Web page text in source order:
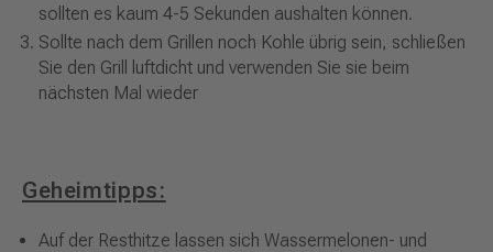
sollten es kaum 4-5 Sekunden aushalten können.
Sollte nach dem Grillen noch Kohle übrig sein, schließen
Sie den Grill luftdicht und verwenden Sie sie beim
nächsten Mal wieder
Geheimtipps:
Auf der Resthitze lassen sich Wassermelonen- und